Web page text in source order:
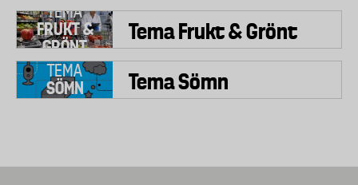
TEMA
FRUKT &
GRÖNT
Tema Frukt & Grönt
TEMA
SÖMN
Tema Sömn